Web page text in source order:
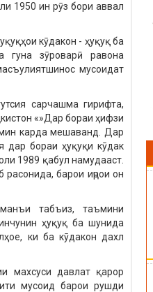
1950 ин рӯз бори аввал
кӯдакон - ҳуқуқ ба
гуна зӯроварӣ равона
мусоидат
сарчашма гирифта,
«»Дар бораи ҳифзи
карда мешаванд. Дар
дар бораи ҳуқуқи кӯдак
1989 қабул намудааст.
расонида, барои иҷрои он
табъиз, таъмини
ҳуқуқ ба шунида
ки ба кӯдакон дахл
махсуси давлат қарор
мусоид барои рушди